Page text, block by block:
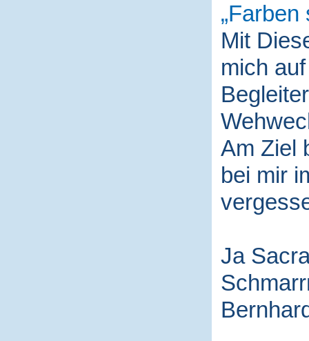
Farben
Mit
mich
Am Ziel
bei mir
Ja